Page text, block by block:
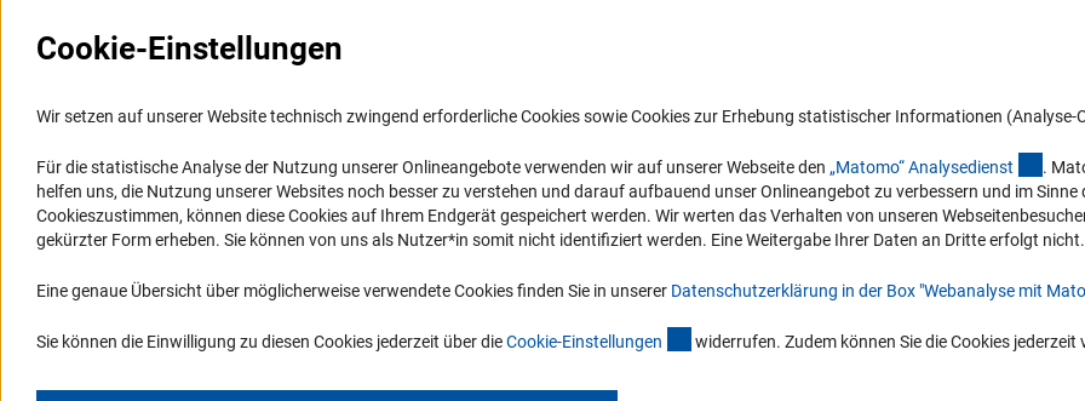
Informationssysteme
Portal Wissenschaftliche Integrität
GEPRIS
GEPRIS historisch
RIsources
FAQ
Karriere
Logo und Corporate Design
Vergabeverfahren
mit Behinderungen
Erklärung zur Barrierefreiheit
Barriere melden
in Ihr Mailpostfach oder schauen
die Ausgaben online an.
Zum Newsletter
Cookie-Einstellungen
Wir setzen auf unserer Website technisch zwingend erforderliche Cookies sowie Cookies zur Erhebung statistischer Informationen (Analyse-
Für die statistische Analyse der Nutzung unserer Onlineangebote verwenden wir auf unserer Webseite den „Matomo“ Analysedienst
.
helfen uns, die Nutzung unserer Websites noch besser zu verstehen und darauf aufbauend unser Onlineangebot zu verbessern und im
Cookieszustimmen, können diese Cookies auf Ihrem Endgerät gespeichert werden. Wir werten das Verhalten von unseren
gekürzter Form erheben. Sie können von uns als Nutzer*in somit nicht identifiziert werden. Eine Weitergabe Ihrer Daten an Dritte erfolgt nicht.
Eine genaue Übersicht über möglicherweise verwendete Cookies finden Sie in unserer Datenschutzerklärung in der Box "Webanalyse mit
Sie können die Einwilligung zu diesen Cookies jederzeit über dieCookie-Einstellungen (interner Link)
widerrufen. Zudem können Sie die Cookies